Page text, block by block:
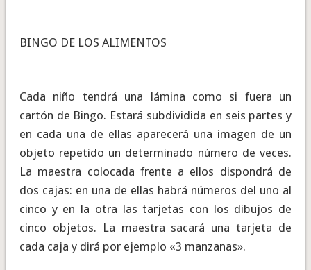
BINGO DE LOS ALIMENTOS
Cada niño tendrá una lámina como si fuera un
cartón de Bingo. Estará subdividida en seis partes y
en cada una de ellas aparecerá una imagen de un
objeto repetido un determinado número de veces.
La maestra colocada frente a ellos dispondrá de
dos cajas: en una de ellas habrá números del uno al
cinco y en la otra las tarjetas con los dibujos de
cinco objetos. La maestra sacará una tarjeta de
cada caja y dirá por ejemplo «3 manzanas».